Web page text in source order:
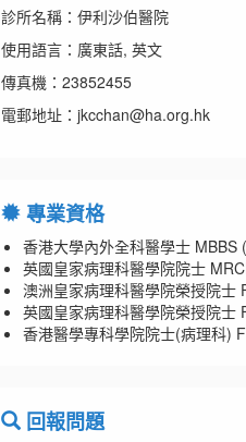
診所名稱：伊利沙伯醫院
使用語言：廣東話, 英文
傳真機：23852455
電郵地址：jkcchan@ha.org.hk
專業資格
香港大學內外全科醫學士 MBBS
英國皇家病理科醫學院院士
澳洲皇家病理科醫學院榮授院士
英國皇家病理科醫學院榮授院士
香港醫學專科學院院士(病理科)
回報問題